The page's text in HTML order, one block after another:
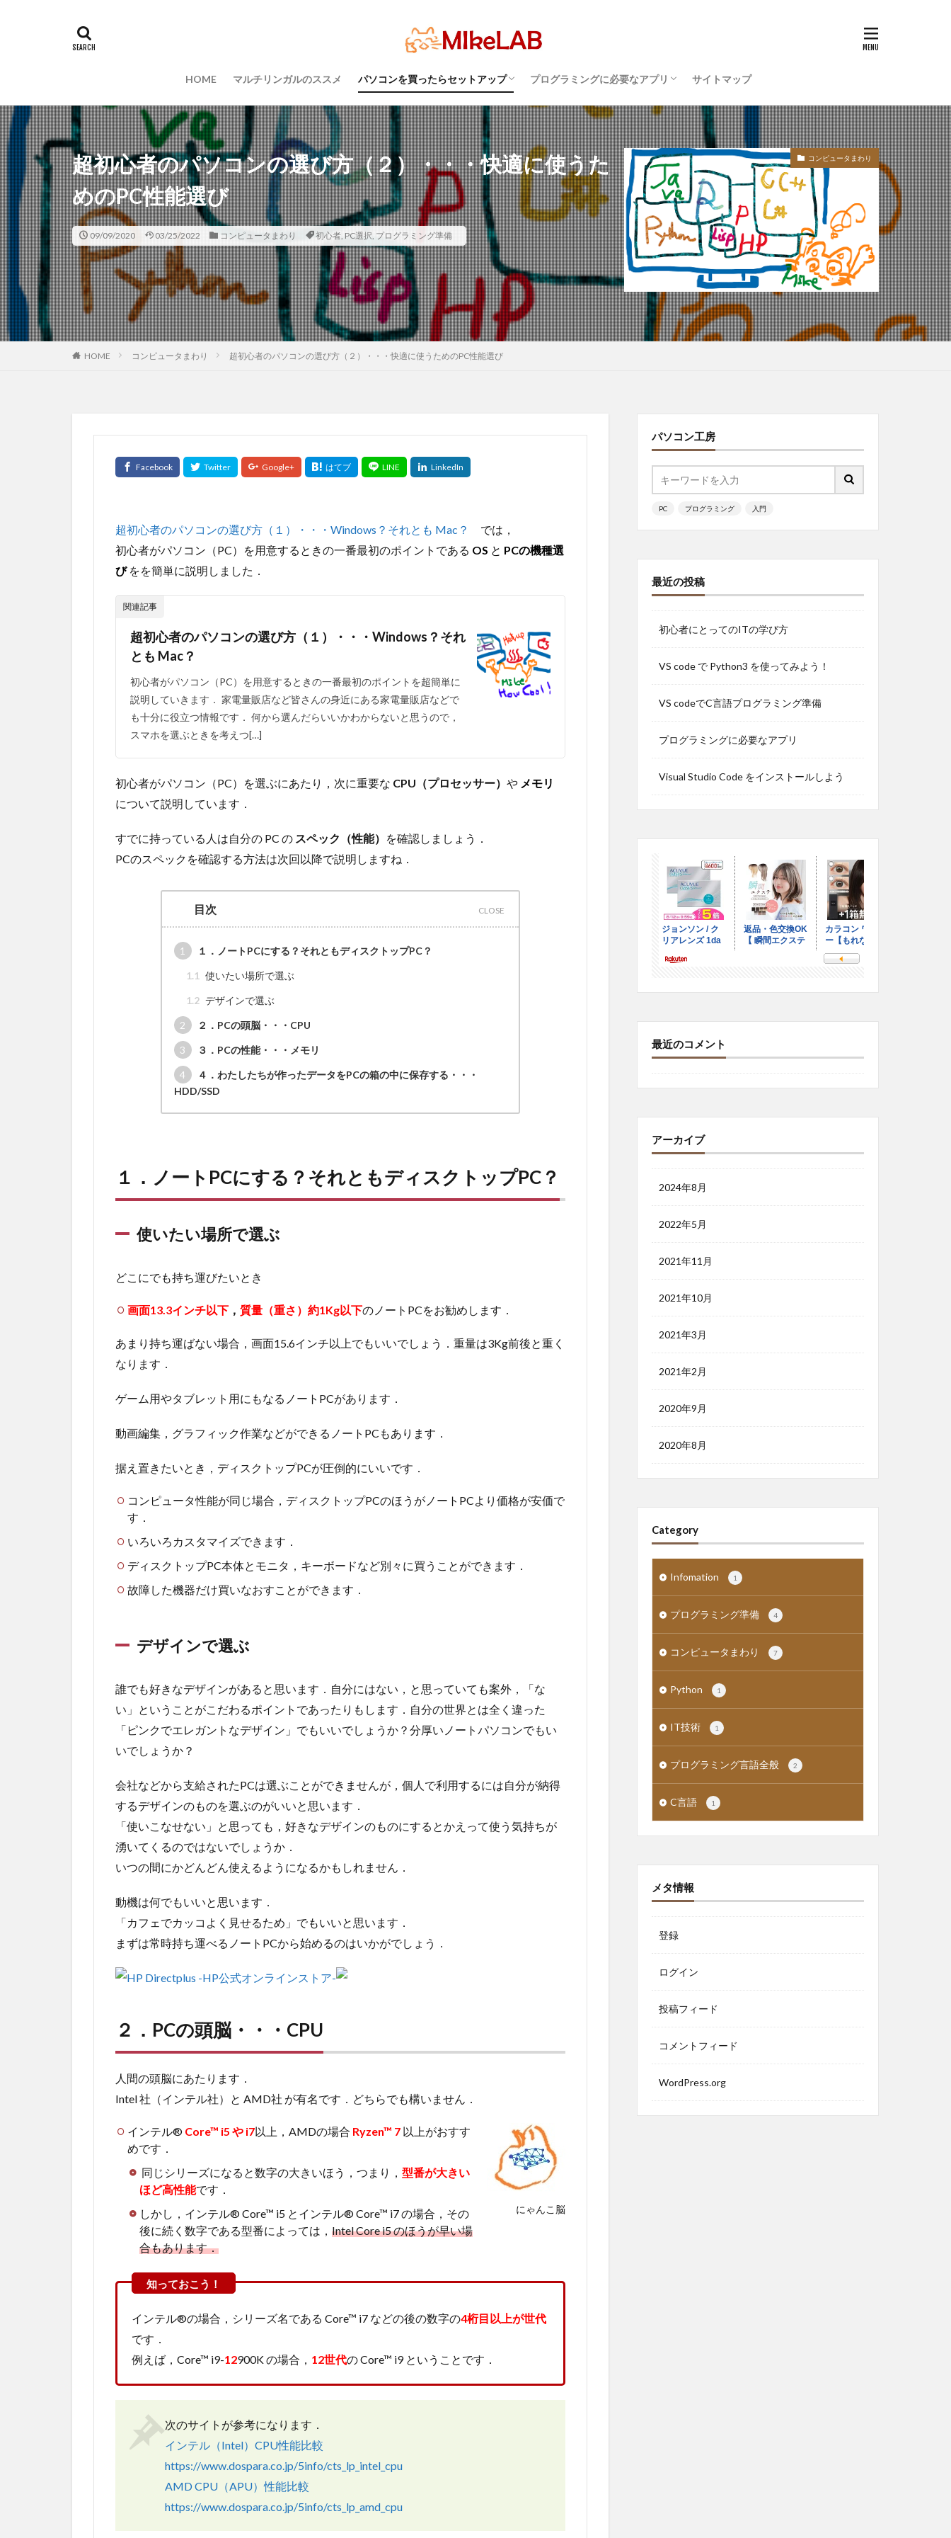
HOME マルチリンガルのススメ パソコンを買ったらセットアップ
超初心者のパソコンの選び方（３）・・・知
っておこうスペック
超初心者のパソコンの選び方（１）・・・
Windows？それとも Mac？
超初心者のパソコンの選び方（２）・・・快
適に使うためのPC性能選び
プログラミングに必要なアプリ
プログラミングを行うためのコンピュータ環
境
パソコンのセキュリティ対策を行おう
Visual Studio Code をインストールしよう
タッチタイピングとプログラミング ・・・
めざせブラインドタッチ
サイトマップ
超初心者のパソコンの選び方（２）・・・快適に使うた
めのPC性能選び
09/09/2020 03/25/2022 コンピュータまわり 初心者, PC選択, プログラミング準備
コンピュータまわり
HOME コンピュータまわり 超初心者のパソコンの選び方（２）・・・快適に使うためのPC性能選び
超初心者のパソコンの選び方（１）・・・Windows？それとも Mac？
では，
初心者がパソコン（PC）を用意するときの一番最初のポイントである OS と PCの機種選
び をを簡単に説明しました．
関連記事
超初心者のパソコンの選び方（１）・・・Windows？それ
とも Mac？
初心者がパソコン（PC）を用意するときの一番最初のポイントを超簡単に
説明していきます． 家電量販店など皆さんの身近にある家電量販店などで
も十分に役立つ情報です． 何から選んだらいいかわからないと思うので，
スマホを選ぶときを考えつ[…]
初心者がパソコン（PC）を選ぶにあたり，次に重要な CPU（プロセッサー） や メモリ
について説明しています．
すでに持っている人は自分の PC の スペック（性能） を確認しましょう．
PCのスペックを確認する方法は次回以降で説明しますね．
目次
1 １．ノートPCにする？それともディスクトップPC？
1.1 使いたい場所で選ぶ
1.2 デザインで選ぶ
2 ２．PCの頭脳・・・CPU
3 ３．PCの性能・・・メモリ
4
４．わたしたちが作ったデータをPCの箱の中に保存する・・・
HDD/SSD
１．ノートPCにする？それともディスクトップPC？
使いたい場所で選ぶ
どこにでも持ち運びたいとき
画面13.3インチ以下 ， 質量（重さ）約1Kg以下のノートPCをお勧めします．
あまり持ち運ばない場合，画面15.6インチ以上でもいいでしょう．重量は3Kg前後と重く
なります．
ゲーム用やタブレット用にもなるノートPCがあります．
動画編集，グラフィック作業などができるノートPCもあります．
据え置きたいとき，ディスクトップPCが圧倒的にいいです．
コンピュータ性能が同じ場合，ディスクトップPCのほうがノートPCより価格が安価で
す．
いろいろカスタマイズできます．
ディスクトップPC本体とモニタ，キーボードなど別々に買うことができます．
故障した機器だけ買いなおすことができます．
デザインで選ぶ
誰でも好きなデザインがあると思います．自分にはない，と思っていても案外，「な
い」ということがこだわるポイントであったりもします．自分の世界とは全く違った
「ピンクでエレガントなデザイン」でもいいでしょうか？分厚いノートパソコンでもい
いでしょうか？
会社などから支給されたPCは選ぶことができませんが，個人で利用するには自分が納得
するデザインのものを選ぶのがいいと思います．
「使いこなせない」と思っても，好きなデザインのものにするとかえって使う気持ちが
湧いてくるのではないでしょうか．
いつの間にかどんどん使えるようになるかもしれません．
動機は何でもいいと思います．
「カフェでカッコよく見せるため」でもいいと思います．
まずは常時持ち運べるノートPCから始めるのはいかがでしょう．
２．PCの頭脳・・・CPU
人間の頭脳にあたります．
Intel 社（インテル社）と AMD社 が有名です．どちらでも構いません．
にゃんこ脳
インテル® Core™ i5 や i7以上，AMDの場合 Ryzen™ 7 以上がおすす
めです．
同じシリーズになると数字の大きいほう，つまり， 型番が大きい
ほど高性能です．
しかし，インテル® Core™ i5 とインテル® Core™ i7 の場合，その
後に続く数字である型番によっては， Intel Core i5 のほうが早い場
合もあります．
インテル®の場合，シリーズ名である Core™ i7 などの後の数字の4桁目以上が世代
です．
例えば，Core™ i9-12900K の場合， 12世代の Core™ i9 ということです．
次のサイトが参考になります．
インテル（Intel）CPU性能比較
https://www.dospara.co.jp/5info/cts_lp_intel_cpu
AMD CPU（APU）性能比較
https://www.dospara.co.jp/5info/cts_lp_amd_cpu
パソコン工房
PC プログラミング 入門
最近の投稿
初心者にとってのITの学び方
VS code で Python3 を使ってみよう！
VS codeでC言語プログラミング準備
プログラミングに必要なアプリ
Visual Studio Code をインストールしよう
最近のコメント
アーカイブ
2024年8月
2022年5月
2021年11月
2021年10月
2021年3月
2021年2月
2020年9月
2020年8月
Category
Infomation 1
プログラミング準備 4
コンピュータまわり 7
Python 1
IT技術 1
プログラミング言語全般 2
C言語 1
メタ情報
登録
ログイン
投稿フィード
コメントフィード
WordPress.org
っておこうスペック
Windows？それとも Mac？
適に使うためのPC性能選び 境
めざせブラインドタッチ
ブラインドタッチ PC選択 ウィルス対策
検索